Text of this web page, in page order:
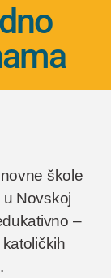
škole
Novskoj
–